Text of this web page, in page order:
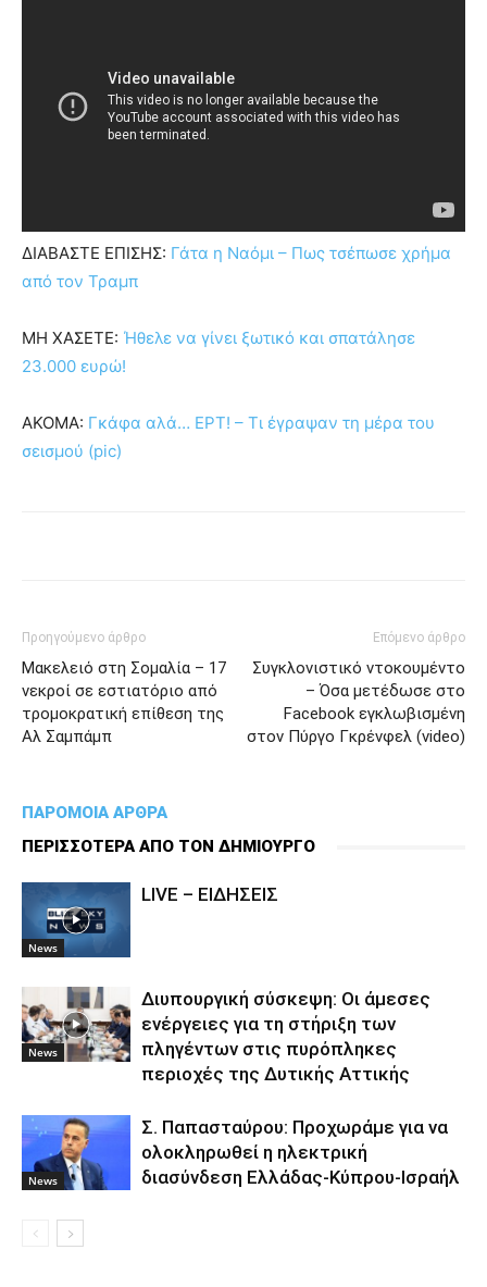
ΔΙΑΒΑΣΤΕ ΕΠΙΣΗΣ: Γάτα η Ναόμι – Πως τσέπωσε χρήμα
από τον Τραμπ
ΜΗ ΧΑΣΕΤΕ: Ήθελε να γίνει ξωτικό και σπατάλησε
23.000 ευρώ!
ΑΚΟΜΑ: Γκάφα αλά… ΕΡΤ! – Τι έγραψαν τη μέρα του
σεισμού (pic)
Προηγούμενο άρθρο
Μακελειό στη Σομαλία – 17
νεκροί σε εστιατόριο από
τρομοκρατική επίθεση της
Αλ Σαμπάμπ
Επόμενο άρθρο
Συγκλονιστικό ντοκουμέντο
– Όσα μετέδωσε στο
Facebook εγκλωβισμένη
στον Πύργο Γκρένφελ (video)
ΠΑΡΟΜΟΙΑ ΑΡΘΡΑ
ΠΕΡΙΣΣΟΤΕΡΑ ΑΠΟ ΤΟΝ ΔΗΜΙΟΥΡΓΟ
News
LIVE – ΕΙΔΗΣΕΙΣ
News
Διυπουργική σύσκεψη: Οι άμεσες
ενέργειες για τη στήριξη των
πληγέντων στις πυρόπληκες
περιοχές της Δυτικής Αττικής
News
Σ. Παπασταύρου: Προχωράμε για να
ολοκληρωθεί η ηλεκτρική
διασύνδεση Ελλάδας-Κύπρου-Ισραήλ